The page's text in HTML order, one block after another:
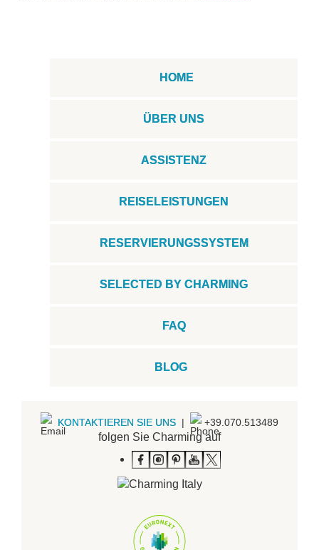
HOME
ÜBER UNS
ASSISTENZ
REISELEISTUNGEN
RESERVIERUNGSSYSTEM
SELECTED BY CHARMING
FAQ
BLOG
KONTAKTIEREN SIE UNS | +39.070.513489
folgen Sie Charming auf